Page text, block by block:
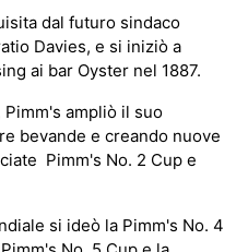
dal futuro sindaco
Davies, e si iniziò a
ai bar Oyster nel 1887.
ampliò il suo
bevande e creando nuove
Pimm's No. 2 Cup e
si ideò la Pimm's No. 4